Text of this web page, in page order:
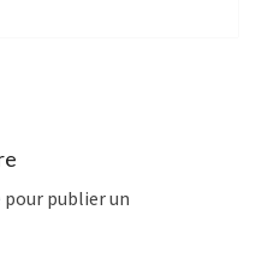
pour publier un